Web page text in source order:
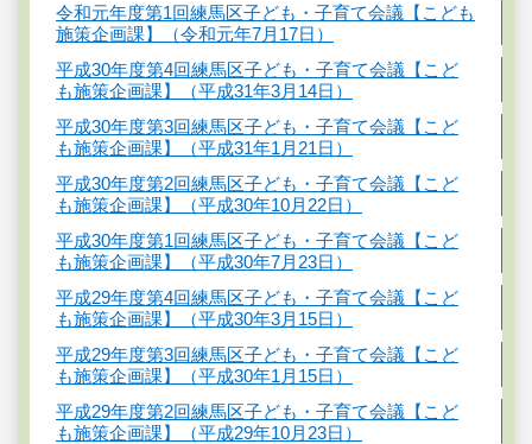
令和元年度第1回練馬区子ども・子育て会議【こども
施策企画課】（令和元年7月17日）
平成30年度第4回練馬区子ども・子育て会議【こど
も施策企画課】（平成31年3月14日）
平成30年度第3回練馬区子ども・子育て会議【こど
も施策企画課】（平成31年1月21日）
平成30年度第2回練馬区子ども・子育て会議【こど
も施策企画課】（平成30年10月22日）
平成30年度第1回練馬区子ども・子育て会議【こど
も施策企画課】（平成30年7月23日）
平成29年度第4回練馬区子ども・子育て会議【こど
も施策企画課】（平成30年3月15日）
平成29年度第3回練馬区子ども・子育て会議【こど
も施策企画課】（平成30年1月15日）
平成29年度第2回練馬区子ども・子育て会議【こど
も施策企画課】（平成29年10月23日）